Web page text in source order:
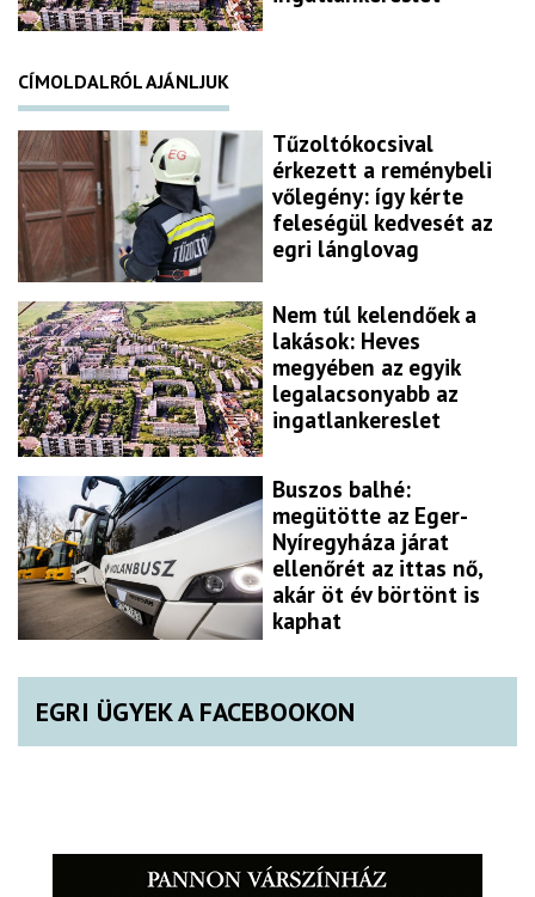
CÍMOLDALRÓL AJÁNLJUK
Tűzoltókocsival
érkezett a reménybeli
vőlegény: így kérte
feleségül kedvesét az
egri lánglovag
Nem túl kelendőek a
lakások: Heves
megyében az egyik
legalacsonyabb az
ingatlankereslet
Buszos balhé:
megütötte az Eger-
Nyíregyháza járat
ellenőrét az ittas nő,
akár öt év börtönt is
kaphat
EGRI ÜGYEK A FACEBOOKON